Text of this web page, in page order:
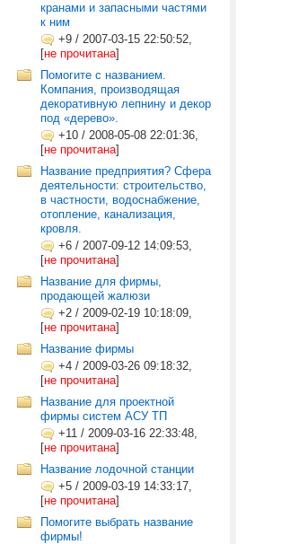
кранами и запасными частями
к ним
+9 / 2007-03-15 22:50:52,
[не прочитана]
Помогите с названием.
Компания, производящая
декоративную лепнину и декор
под «дерево».
+10 / 2008-05-08 22:01:36,
[не прочитана]
Название предприятия? Сфера
деятельности: строительство,
в частности, водоснабжение,
отопление, канализация,
кровля.
+6 / 2007-09-12 14:09:53,
[не прочитана]
Название для фирмы,
продающей жалюзи
+2 / 2009-02-19 10:18:09,
[не прочитана]
Название фирмы
+4 / 2009-03-26 09:18:32,
[не прочитана]
Название для проектной
фирмы систем АСУ ТП
+11 / 2009-03-16 22:33:48,
[не прочитана]
Название лодочной станции
+5 / 2009-03-19 14:33:17,
[не прочитана]
Помогите выбрать название
фирмы!